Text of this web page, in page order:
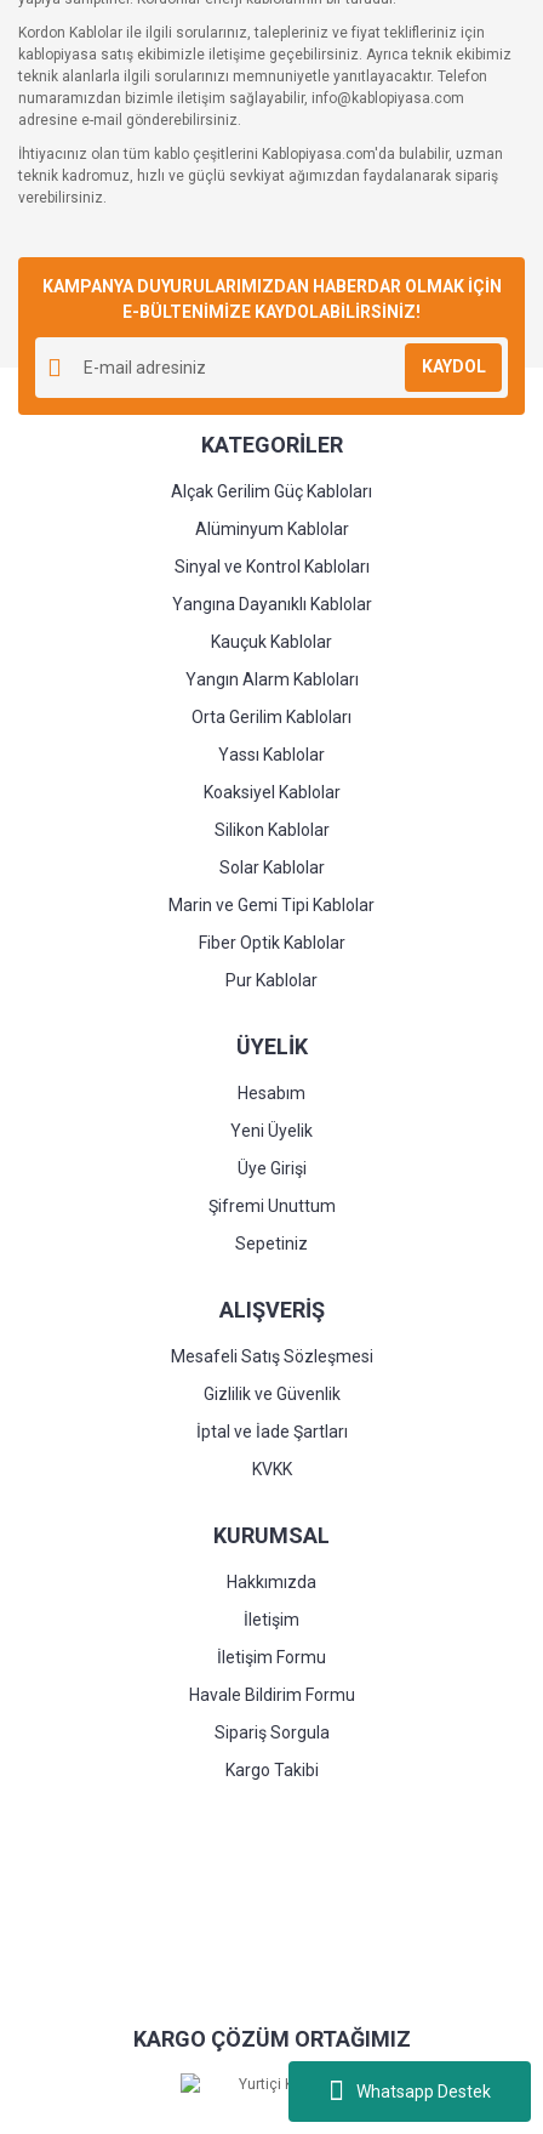
Whatsapp Destek
Kordon Kablolar ile ilgili sorularınız, talepleriniz ve fiyat teklifleriniz için
kablopiyasa satış ekibimizle iletişime geçebilirsiniz. Ayrıca teknik ekibimiz
teknik alanlarla ilgili sorularınızı memnuniyetle yanıtlayacaktır. Telefon
numaramızdan bizimle iletişim sağlayabilir, info@kablopiyasa.com
adresine e-mail gönderebilirsiniz.
İhtiyacınız olan tüm kablo çeşitlerini Kablopiyasa.com'da bulabilir, uzman
teknik kadromuz, hızlı ve güçlü sevkiyat ağımızdan faydalanarak sipariş
verebilirsiniz.
KAMPANYA DUYURULARIMIZDAN HABERDAR OLMAK İÇİN
E-BÜLTENİMİZE KAYDOLABİLİRSİNİZ!
KAYDOL
KATEGORİLER
Alçak Gerilim Güç Kabloları
Alüminyum Kablolar
Sinyal ve Kontrol Kabloları
Yangına Dayanıklı Kablolar
Kauçuk Kablolar
Yangın Alarm Kabloları
Orta Gerilim Kabloları
Yassı Kablolar
Koaksiyel Kablolar
Silikon Kablolar
Solar Kablolar
Marin ve Gemi Tipi Kablolar
Fiber Optik Kablolar
Pur Kablolar
ÜYELİK
Hesabım
Yeni Üyelik
Üye Girişi
Şifremi Unuttum
Sepetiniz
ALIŞVERİŞ
Mesafeli Satış Sözleşmesi
Gizlilik ve Güvenlik
İptal ve İade Şartları
KVKK
KURUMSAL
Hakkımızda
İletişim
İletişim Formu
Havale Bildirim Formu
Sipariş Sorgula
Kargo Takibi
KARGO ÇÖZÜM ORTAĞIMIZ